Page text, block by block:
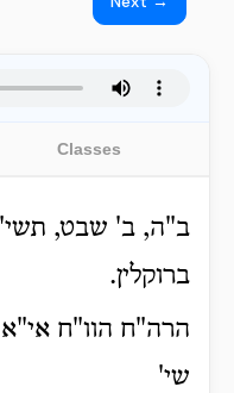
Classes
ב"ה, ב' שבט,
ברוקלין.
הרה"ח הוו"ח אי"א
שי'